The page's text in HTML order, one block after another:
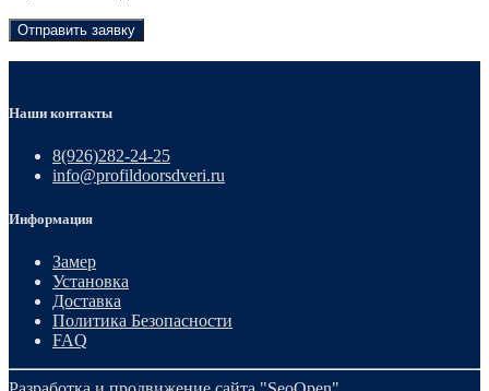
Отправить заявку
Наши контакты
8(926)282-24-25
info@profildoorsdveri.ru
Информация
Замер
Установка
Доставка
Политика Безопасности
FAQ